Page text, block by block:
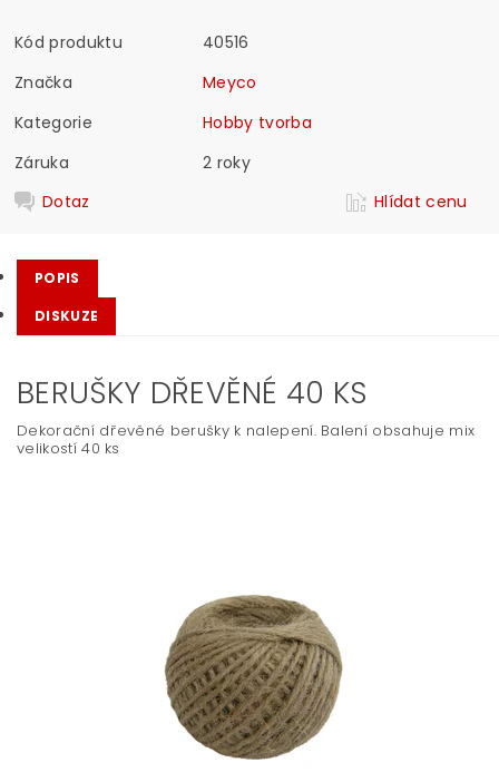
Kód produktu
40516
Značka
Meyco
Kategorie
Hobby tvorba
Záruka
2 roky
Dotaz
Hlídat cenu
POPIS
DISKUZE
BERUŠKY DŘEVĚNÉ 40 KS
Dekorační dřevěné berušky k nalepení. Balení obsahuje mix
velikostí 40 ks